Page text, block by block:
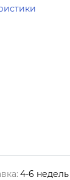
4-6 недель